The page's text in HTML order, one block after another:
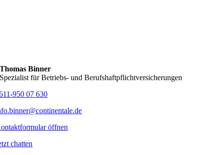
Thomas Binner
Spezialist für Betriebs- und Berufshaftpflichtversicherungen
950 07 630
öffnen
chatten